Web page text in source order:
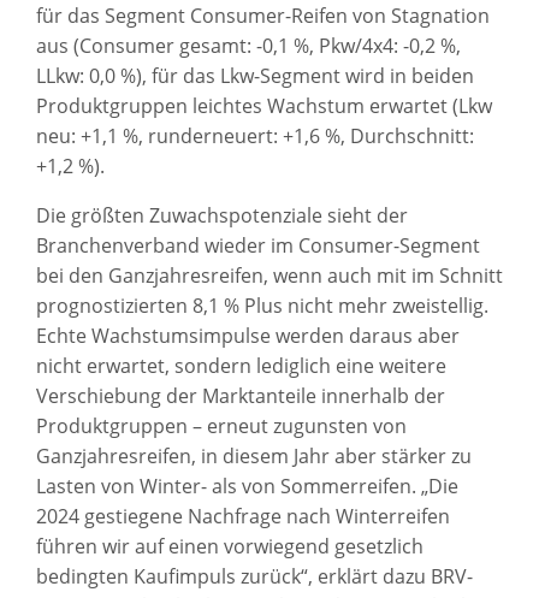
für das Segment Consumer-Reifen von Stagnation
aus (Consumer gesamt: -0,1 %, Pkw/4x4: -0,2 %,
LLkw: 0,0 %), für das Lkw-Segment wird in beiden
Produktgruppen leichtes Wachstum erwartet (Lkw
neu: +1,1 %, runderneuert: +1,6 %, Durchschnitt:
+1,2 %).
Die größten Zuwachspotenziale sieht der
Branchenverband wieder im Consumer-Segment
bei den Ganzjahresreifen, wenn auch mit im Schnitt
prognostizierten 8,1 % Plus nicht mehr zweistellig.
Echte Wachstumsimpulse werden daraus aber
nicht erwartet, sondern lediglich eine weitere
Verschiebung der Marktanteile innerhalb der
Produktgruppen – erneut zugunsten von
Ganzjahresreifen, in diesem Jahr aber stärker zu
Lasten von Winter- als von Sommerreifen. „Die
2024 gestiegene Nachfrage nach Winterreifen
führen wir auf einen vorwiegend gesetzlich
bedingten Kaufimpuls zurück“, erklärt dazu BRV-